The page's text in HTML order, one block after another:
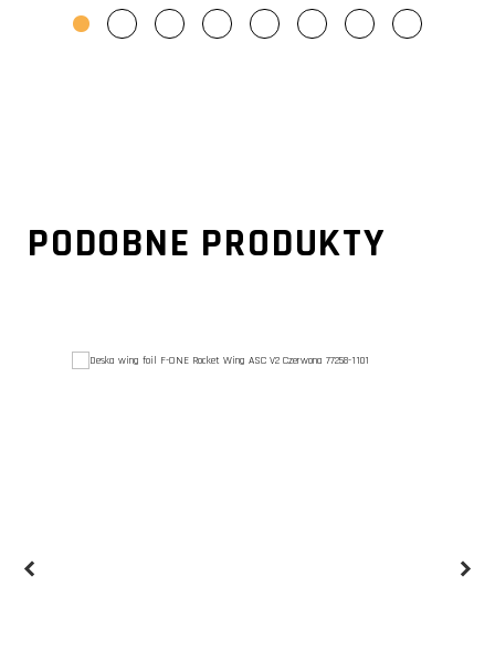
PODOBNE PRODUKTY